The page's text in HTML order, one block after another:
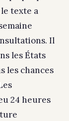
texte a
Il
les États
les chances
24 heures